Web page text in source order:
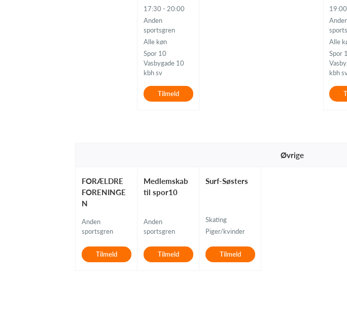
17:30 - 20:00
Anden
sportsgren
Alle køn
Spor 10
Vasbygade 10
kbh sv
Tilmeld
Alle
Spor
kbh
Øvrige
FORÆLDRE
FORENINGE
N
Anden
sportsgren
Tilmeld
Medlemskab
til spor10
Anden
sportsgren
Tilmeld
Surf-Søsters
Skating
Piger/kvinder
Tilmeld